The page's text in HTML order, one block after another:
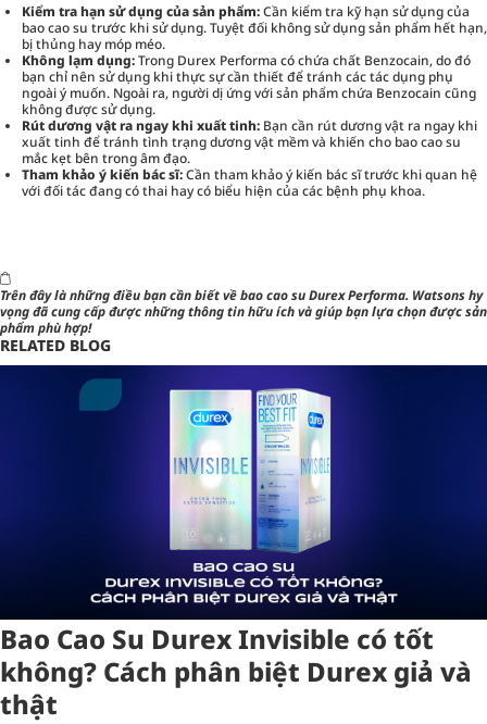
Kiểm tra hạn sử dụng của sản phẩm:Cần kiểm tra kỹ hạn sử dụng của
bao cao su trước khi sử dụng. Tuyệt đối không sử dụng sản phẩm hết hạn,
bị thủng hay móp méo.
Không lạm dụng:Trong Durex Performa có chứa chất Benzocain, do đó
bạn chỉ nên sử dụng khi thực sự cần thiết để tránh các tác dụng phụ
ngoài ý muốn. Ngoài ra, người dị ứng với sản phẩm chứa Benzocain cũng
không được sử dụng.
Rút dương vật ra ngay khi xuất tinh: Bạn cần rút dương vật ra ngay khi
xuất tinh để tránh tình trạng dương vật mềm và khiến cho bao cao su
mắc kẹt bên trong âm đạo.
Tham khảo ý kiến bác sĩ:Cần tham khảo ý kiến bác sĩ trước khi quan hệ
với đối tác đang có thai hay có biểu hiện của các bệnh phụ khoa.
Trên đây là những điều bạn cần biết về bao cao su Durex Performa. Watsonshy
vọng đã cung cấp được những thông tin hữu ích và giúp bạn lựa chọn được sản
phẩm phù hợp!
RELATED BLOG
Bao Cao Su Durex Invisible có tốt
không? Cách phân biệt Durex giả và
thật